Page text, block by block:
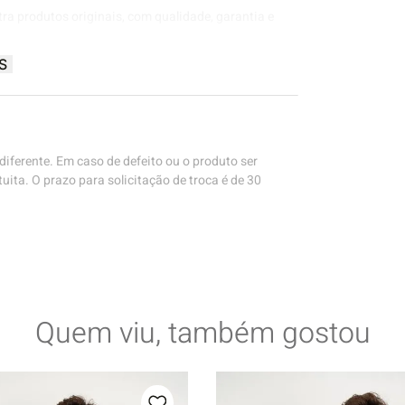
Em caso de defeito ou o produto ser
O prazo para solicitação de troca é de 30
Quem viu, também gostou